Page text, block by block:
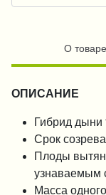
О товаре
ОПИСАНИЕ
Гибрид дыни
Срок
Плоды
узнаваемым
Масса